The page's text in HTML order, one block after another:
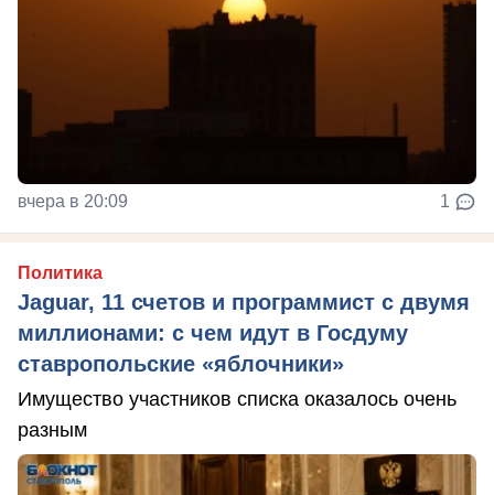
вчера в 20:09 1
Политика
Jaguar, 11 счетов и программист с двумя
миллионами: с чем идут в Госдуму
ставропольские «яблочники»
Имущество участников списка оказалось очень
разным